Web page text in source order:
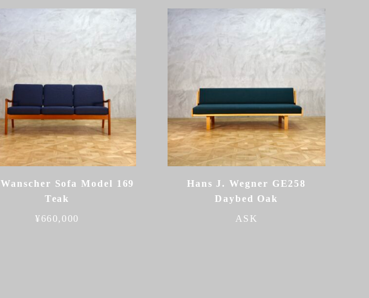
Sofa Model 169
Teak
¥660,000
Hans J. Wegner GE258
Daybed Oak
ASK